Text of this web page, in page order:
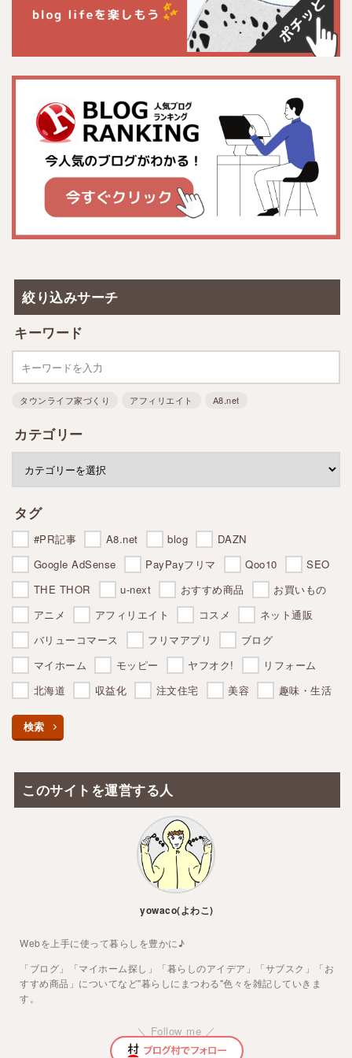
絞り込みサーチ
キーワード
タウンライフ家づくり アフィリエイト A8.net
カテゴリー
タグ
#PR記事 A8.net blog
DAZN
Google AdSense
PayPayフリマ Qoo10
SEO
THE THOR
u-next おすすめ商品
お買いもの
アニメ
アフィリエイト コスメ
ネット通販
バリューコマース
フリマアプリ
ブログ
マイホーム
モッピー ヤフオク!
リフォーム
北海道
収益化 注文住宅 美容 趣味・生活
検索
このサイトを運営する人
yowaco(よわこ)
Webを上手に使って暮らしを豊かに♪
「ブログ」「マイホーム探し」「暮らしのアイデア」「サブスク」「お
すすめ商品」についてなど"暮らしにまつわる"色々を雑記していきま
す。
＼ Follow me ／